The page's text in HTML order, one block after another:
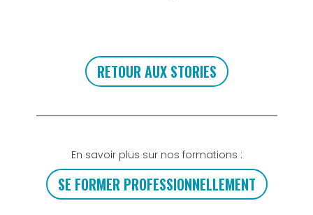
RETOUR AUX STORIES
En savoir plus sur nos formations :
SE FORMER PROFESSIONNELLEMENT